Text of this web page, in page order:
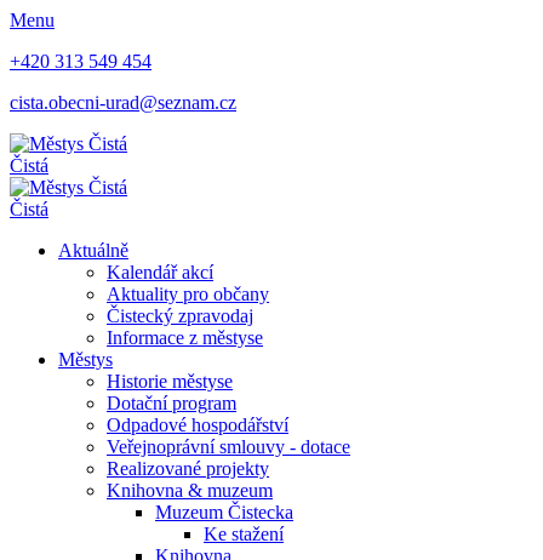
Menu
+420 313 549 454
cista.obecni-urad@seznam.cz
Čistá
Čistá
Aktuálně
Kalendář akcí
Aktuality pro občany
Čistecký zpravodaj
Informace z městyse
Městys
Historie městyse
Dotační program
Odpadové hospodářství
Veřejnoprávní smlouvy - dotace
Realizované projekty
Knihovna & muzeum
Muzeum Čistecka
Ke stažení
Knihovna